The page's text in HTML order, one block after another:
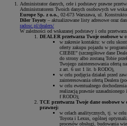
Administrator danych, cele i podstawy prawne
Administratorem Twoich danych osobowych we
Europe Sp. z o.o. , 02-673 Warszawa, ul.
Diler Toyoty – aktualizowane listy adresowe oraz
radosc.pl/dealers/
W zależności od wskazanej podstawy i celu
DEALER przetwarza Twoje osobowe w
w zakresie kontaktu: w celu
oferty zakupu pojazdu w
CIEBIE” (szczegółowe dane
do strony albo zostaną Tobie
Twojego zainteresowania ofertą
z art. 6 ust 1 lit. b RODO),
w celu podjęcia działań przed
zainteresowania ofertą Dealera
w celu ewentualnego
realizacją prawnie
f RODO);
TCE przetwarza Twoje dane osobowe
prawnej:
w celach analitycznych, tj. w
Toyota i Lexus, ogólnej
procesów obsługi, budowania